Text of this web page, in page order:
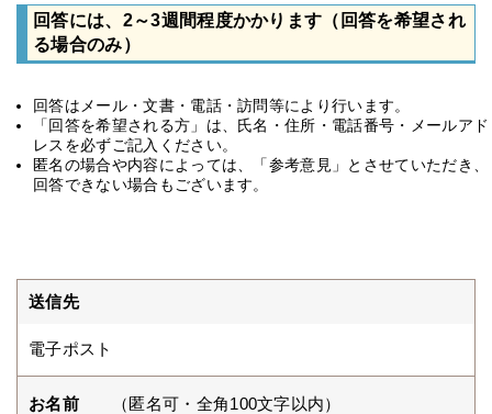
回答には、2～3週間程度かかります（回答を希望され
る場合のみ）
回答はメール・文書・電話・訪問等により行います。
「回答を希望される方」は、氏名・住所・電話番号・メールアド
レスを必ずご記入ください。
匿名の場合や内容によっては、「参考意見」とさせていただき、
回答できない場合もございます。
送信先
電子ポスト
お名前 （匿名可・全角100文字以内）